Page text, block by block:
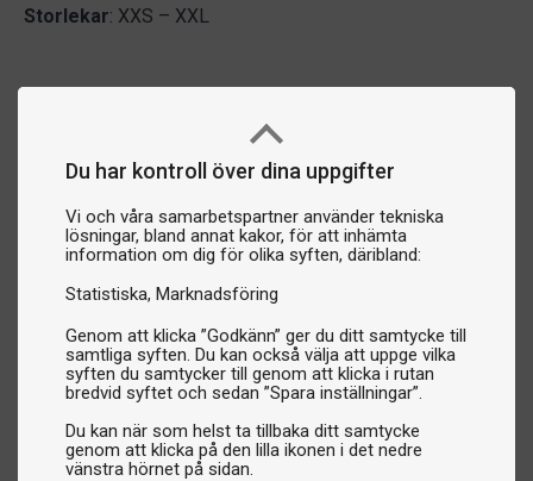
Du har kontroll över dina uppgifter
Vi och våra samarbetspartner använder tekniska
lösningar, bland annat kakor, för att inhämta
information om dig för olika syften, däribland:
Statistiska Marknadsföring
Genom att klicka ”Godkänn” ger du ditt samtycke till
samtliga syften. Du kan också välja att uppge vilka
syften du samtycker till genom att klicka i rutan
bredvid syftet och sedan ”Spara inställningar”.
Du kan när som helst ta tillbaka ditt samtycke
genom att klicka på den lilla ikonen i det nedre
vänstra hörnet på sidan.
Storlekar: XXS – XXL